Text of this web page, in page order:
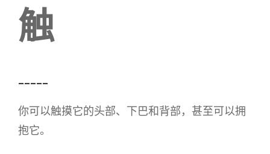
触
你可以触摸它的头部、下巴和背部，甚至可以拥
抱它。